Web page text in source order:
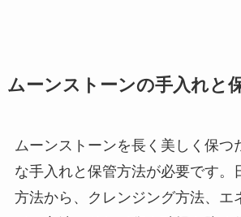
ムーンストーンの手入れと
ムーンストーンを長く美しく保つ
な手入れと保管方法が必要です。
方法から、クレンジング方法、エ